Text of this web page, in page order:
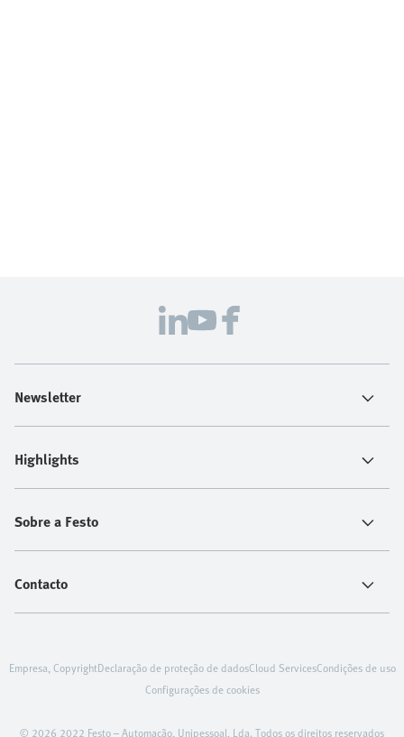
Newsletter
Highlights
Sobre a Festo
Contacto
© 2026 2022 Festo – Automação, Unipessoal, Lda. Todos os direitos reservados
Empresa, CopyrightDeclaração de proteção de dadosCloud ServicesCondições de uso
Configurações de cookies